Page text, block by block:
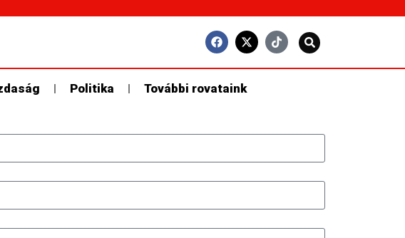
Politika További rovataink